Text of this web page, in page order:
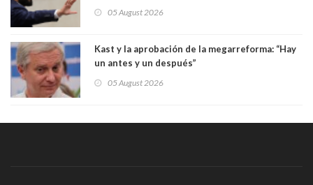
05 August 2026
Kast y la aprobación de la megarreforma: “Hay
un antes y un después”
05 August 2026